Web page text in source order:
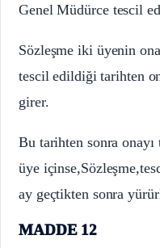
Genel Müdürce tescil
Sözleşme iki üyenin
tescil edildiği tarihten
girer.
Bu tarihten sonra
üye
ay geçtikten sonra
MADDE 12